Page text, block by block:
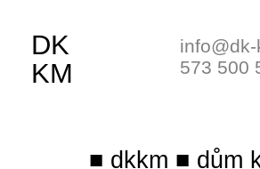
dkkm dům
DK
KM
573 500